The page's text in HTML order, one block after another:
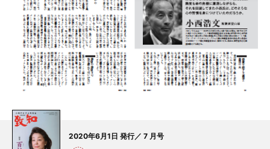
2020年6月1日 発行／ 7 月号